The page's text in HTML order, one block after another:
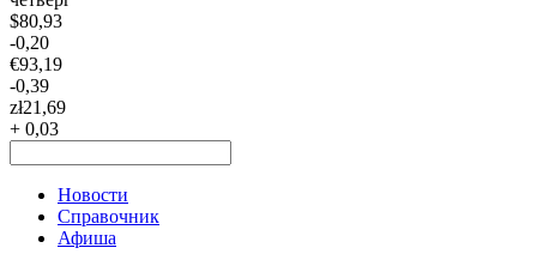
$80,93
-0,20
€93,19
-0,39
zł21,69
+ 0,03
Новости
Справочник
Афиша